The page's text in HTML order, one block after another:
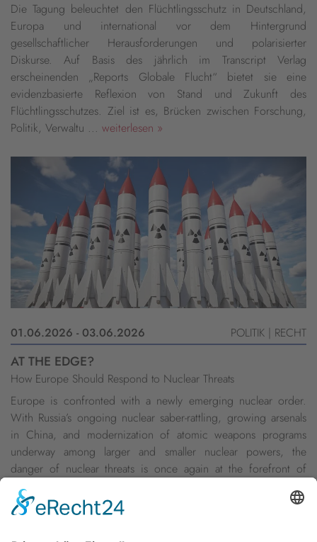
Die Tagung beleuchtet den Flüchtlingsschutz in Deutschland,
Europa und international vor dem Hintergrund
gesellschaftlicher Herausforderungen und polarisierter
Diskurse. Auf Basis des jährlich im Transcript Verlag
erscheinenden „Reports Globale Flucht“ bietet sie eine
evidenzbasierte Reflexion von Stand und Zukunft des
Flüchtlingsschutzes. Ziel ist es, Brücken zwischen Forschung,
Politik, Verwaltu ... weiterlesen »
01.06.2026 - 03.06.2026 POLITIK | RECHT
AT THE EDGE?
How Europe Should Respond to Nuclear Threats
Europe is confronted with a newly emerging nuclear order.
With Russia’s ongoing nuclear saber-rattling, growing arsenals
in China, and modernization of atomic weapons programs
underway among larger and smaller nuclear powers, the
danger of nuclear threats is once again at the forefront of
everyone’s minds. Having lingered in the background since the
end of the Cold War, nuclear weap ...